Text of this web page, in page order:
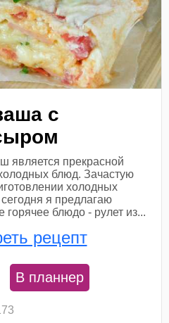
с
является прекрасной
блюд. Зачастую
холодных
я предлагаю
блюдо - рулет из...
рецепт
В планнер